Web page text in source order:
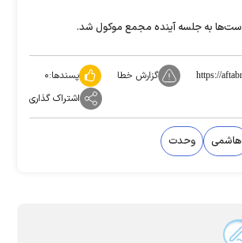
به جلسه آینده مجمع موکول شد.
https:// گزارش خطا پسندها:۰
اشتراک گذاری
هاشمی وحدت